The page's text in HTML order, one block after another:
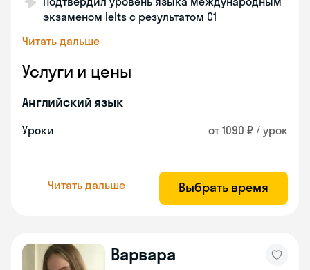
экзаменом Ielts с результатом C1
Читать дальше
Услуги и цены
Английский язык
Уроки от 1090 ₽ / урок
Читать дальше Выбрать время
Варвара